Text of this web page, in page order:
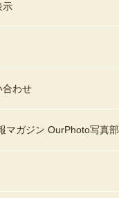
示
合わせ
マガジン OurPhoto写真部